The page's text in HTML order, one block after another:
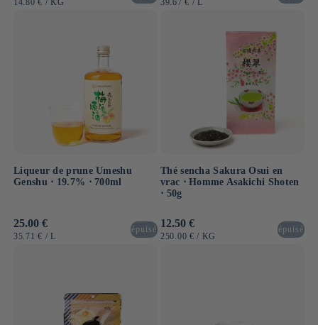
14.80 € / KG 39.67 € / L
Liqueur de prune Umeshu
Genshu ⋅ 19.7% ⋅ 700ml
Prix
habituel
25.00 €
PRIX
35.71 € / PAR
L
épuisé
Thé sencha Sakura Osui en
vrac ⋅ Homme Asakichi Shoten
⋅ 50g
Prix
habituel
12.50 €
PRIX
250.00 € / PAR
KG
épuisé